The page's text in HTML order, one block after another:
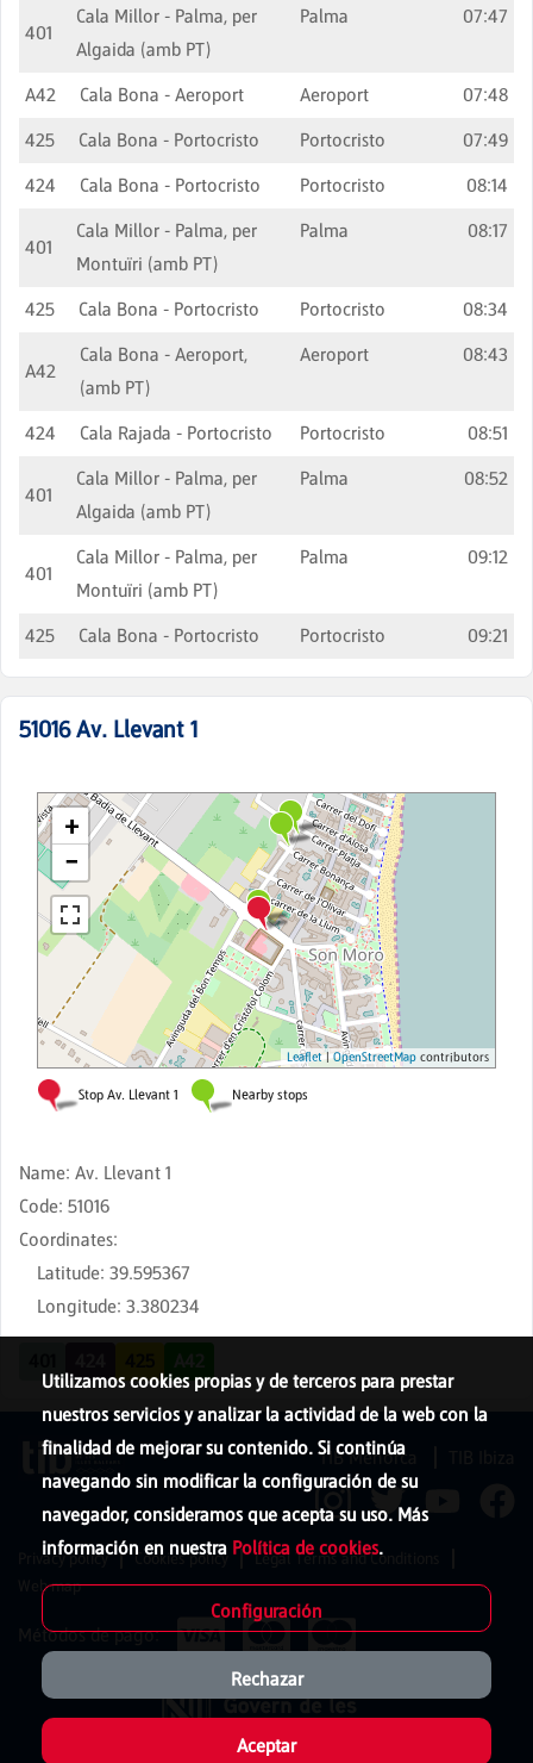
401
Cala Millor - Palma, per
Algaida (amb PT)
Palma 07:47
A42 Cala Bona - Aeroport Aeroport
07:48
425
Cala Bona - Portocristo Portocristo
07:49
424
Cala Bona - Portocristo Portocristo 08:14
401
Cala Millor - Palma, per
Montuïri (amb PT)
Palma 08:17
425 Cala Bona - Portocristo Portocristo 08:34
A42
Cala Bona - Aeroport,
(amb PT)
Aeroport 08:43
424 Cala Rajada - Portocristo Portocristo 08:51
401
Cala Millor - Palma, per
Algaida (amb PT)
Palma 08:52
401
Cala Millor - Palma, per
Montuïri (amb PT)
Palma 09:12
425 Cala Bona - Portocristo Portocristo 09:21
51016 Av. Llevant 1
Name: Av. Llevant 1
Code: 51016
Coordinates:
Latitude: 39.595367
Longitude: 3.380234
Utilizamos cookies propias y de terceros para prestar
nuestros servicios y analizar la actividad de la web con la
finalidad de mejorar su contenido. Si continúa
navegando sin modificar la configuración de su
navegador, consideramos que acepta su uso. Más
información en nuestra Política de cookies.
Configuración
Rechazar
Aceptar
TIB Menorca
Privacy policy Cookies policy
Legal Terms and Conditions
Web map
Métodos de pago: